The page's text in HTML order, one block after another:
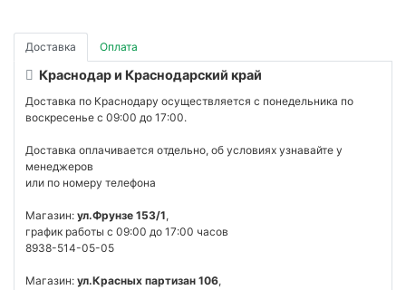
Доставка Оплата
Краснодар и Краснодарский край
Доставка по Краснодару осуществляется с понедельника по
воскресенье с 09:00 до 17:00.
Доставка оплачивается отдельно, об условиях узнавайте у
менеджеров
или по номеру телефона
Магазин: ул.Фрунзе 153/1,
график работы с 09:00 до 17:00 часов
8938-514-05-05
Магазин: ул.Красных партизан 106,